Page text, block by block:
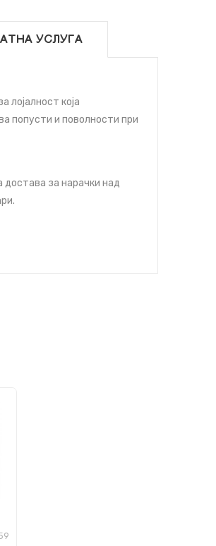
УСЛУГА
лојалност која
попусти и поволности при
достава за нарачки над